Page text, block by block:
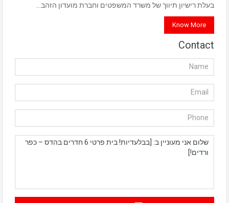
בעלת רישיון תיווך של משרד המשפטים וחברת מועדון הזהב…
Know More
Contact